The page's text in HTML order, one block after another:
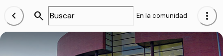
chevron_left search En la comunidad more_vert